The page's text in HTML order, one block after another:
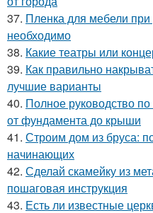
37. Пленка для мебели
необходимо
38. Какие театры или
39. Как правильно
лучшие варианты
40. Полное руководство по
от фундамента до крыши
41. Строим дом из бруса:
начинающих
42. Сделай скамейку из
пошаговая инструкция
43. Есть ли известные